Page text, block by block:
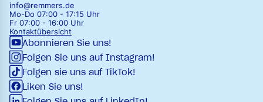
info@remmers.de
Mo-Do 07:00 - 17:15 Uhr
Fr 07:00 - 16:00 Uhr
Kontaktübersicht
Abonnieren Sie uns!
Folgen Sie uns auf Instagram!
Folgen sie uns auf TikTok!
Liken Sie uns!